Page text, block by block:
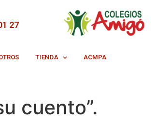
27
TIENDA ACMPA
cuento”.